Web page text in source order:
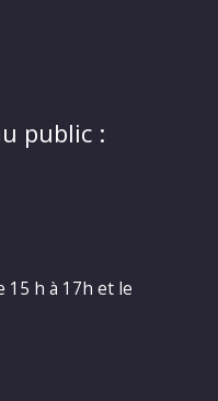
public :
15 h à 17h et le